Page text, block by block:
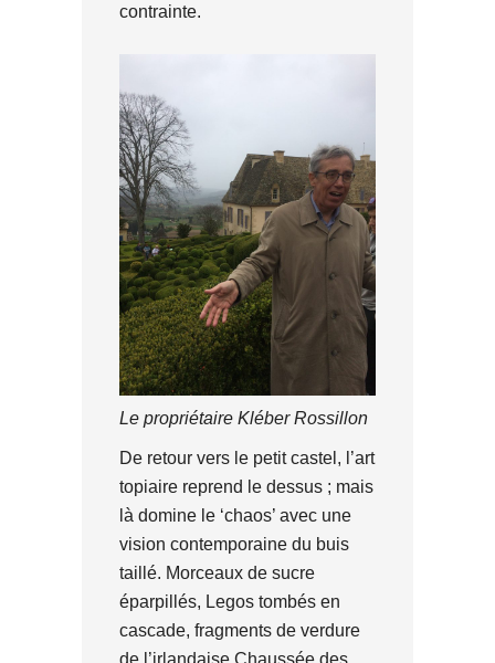
contrainte.
Le propriétaire Kléber Rossillon
De retour vers le petit castel, l’art
topiaire reprend le dessus ; mais
là domine le ‘chaos’ avec une
vision contemporaine du buis
taillé. Morceaux de sucre
éparpillés, Legos tombés en
cascade, fragments de verdure